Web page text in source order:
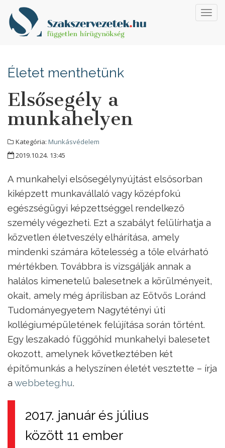
Életet menthetünk
Elsősegély a
munkahelyen
Kategória: Munkásvédelem
2019.10.24. 13:45
A munkahelyi elsősegélynyújtást elsősorban
kiképzett munkavállaló vagy középfokú
egészségügyi képzettséggel rendelkező
személy végezheti. Ezt a szabályt felülírhatja a
közvetlen életveszély elhárítása, amely
mindenki számára kötelesség a tőle elvárható
mértékben. Továbbra is vizsgálják annak a
halálos kimenetelű balesetnek a körülményeit,
okait, amely még áprilisban az Eötvös Loránd
Tudományegyetem Nagytétényi úti
kollégiumépületének felújítása során történt.
Egy leszakadó függőhíd munkahelyi balesetet
okozott, amelynek következtében két
építőmunkás a helyszínen életét vesztette – írja
a webbeteg.hu.
2017. január és július
között 11 ember